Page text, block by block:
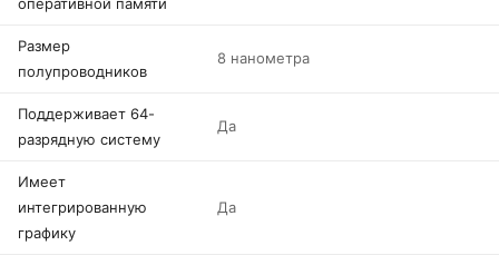
Размер
полупроводников
8 нанометра
Поддерживает 64-
разрядную систему
Да
Имеет
интегрированную
графику
Да